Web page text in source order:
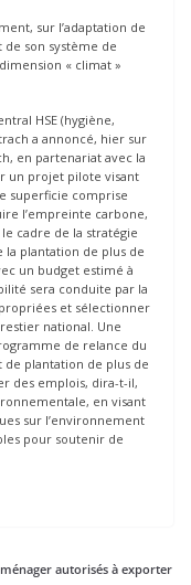
sur l’adaptation de
son système de
« climat »
HSE (hygiène,
a annoncé, hier sur
en partenariat avec la
un projet pilote visant
superficie comprise
l’empreinte carbone,
cadre de la stratégie
plantation de plus de
un budget estimé à
sera conduite par la
et sélectionner
national. Une
de relance du
plantation de plus de
des emplois, dira-t-il,
en visant
sur l’environnement
pour soutenir de
autorisés à exporter